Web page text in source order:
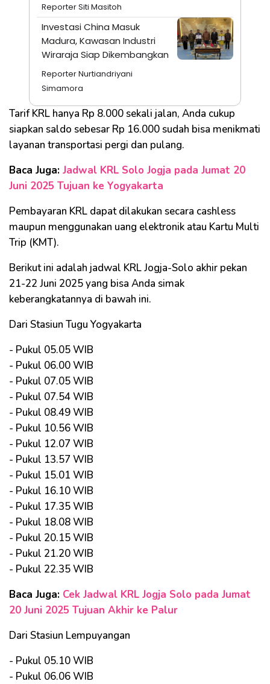
Reporter Siti Masitoh
Investasi China Masuk
Madura, Kawasan Industri
Wiraraja Siap Dikembangkan
Reporter Nurtiandriyani
Simamora
Tarif KRL hanya Rp 8.000 sekali jalan, Anda cukup
siapkan saldo sebesar Rp 16.000 sudah bisa menikmati
layanan transportasi pergi dan pulang.
Baca Juga: Jadwal KRL Solo Jogja pada Jumat 20
Juni 2025 Tujuan ke Yogyakarta
Pembayaran KRL dapat dilakukan secara cashless
maupun menggunakan uang elektronik atau Kartu Multi
Trip (KMT).
Berikut ini adalah jadwal KRL Jogja-Solo akhir pekan
21-22 Juni 2025 yang bisa Anda simak
keberangkatannya di bawah ini.
Dari Stasiun Tugu Yogyakarta
- Pukul 05.05 WIB
- Pukul 06.00 WIB
- Pukul 07.05 WIB
- Pukul 07.54 WIB
- Pukul 08.49 WIB
- Pukul 10.56 WIB
- Pukul 12.07 WIB
- Pukul 13.57 WIB
- Pukul 15.01 WIB
- Pukul 16.10 WIB
- Pukul 17.35 WIB
- Pukul 18.08 WIB
- Pukul 20.15 WIB
- Pukul 21.20 WIB
- Pukul 22.35 WIB
Baca Juga: Cek Jadwal KRL Jogja Solo pada Jumat
20 Juni 2025 Tujuan Akhir ke Palur
Dari Stasiun Lempuyangan
- Pukul 05.10 WIB
- Pukul 06.06 WIB